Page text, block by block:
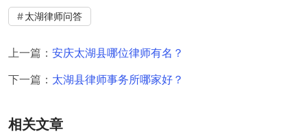
太湖律师问答
上一篇： 安庆太湖县哪位律师有名？
下一篇： 太湖县律师事务所哪家好？
相关文章